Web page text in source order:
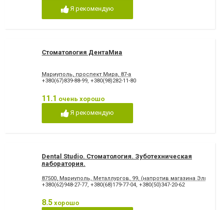
Я рекомендую
Стоматология ДентаМиа
Мариуполь, проспект Мира, 87-а
+380(67)839-88-99, +380(98)282-11-80
11.1 очень хорошо
Я рекомендую
Dental Studio. Cтоматология. Зуботехническая
лаборатория.
87500, Мариуполь, Металлургов, 99, (напротив магазина
+380(62)948-27-77, +380(68)179-77-04, +380(50)347-20-62
8.5 хорошо